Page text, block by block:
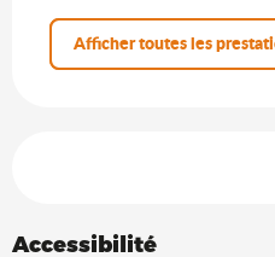
Afficher toutes les
Accessibilité